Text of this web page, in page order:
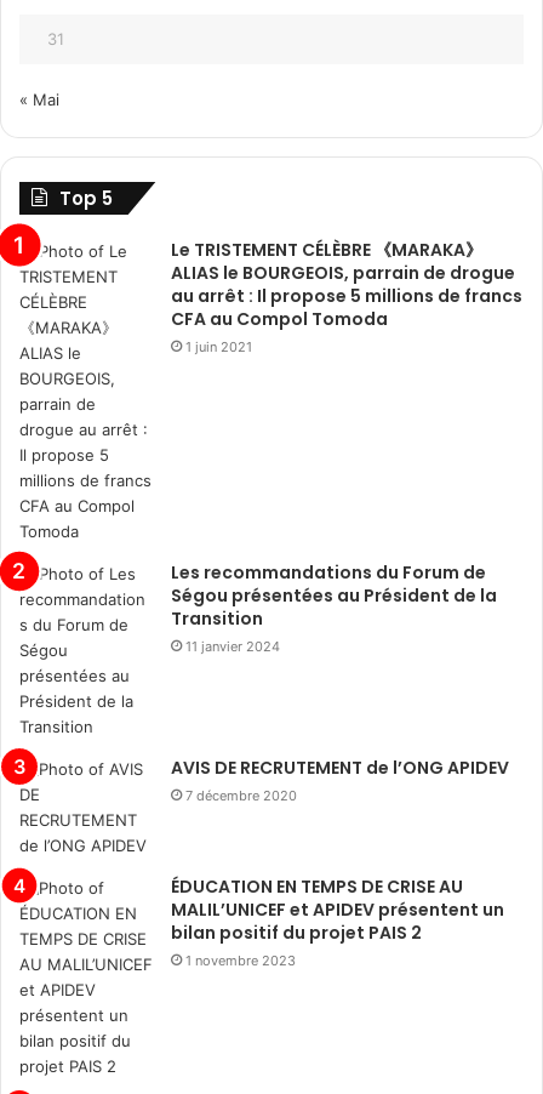
31
« Mai
Top 5
Le TRISTEMENT CÉLÈBRE 《MARAKA》
ALIAS le BOURGEOIS, parrain de drogue
au arrêt : Il propose 5 millions de francs
CFA au Compol Tomoda
1 juin 2021
Les recommandations du Forum de
Ségou présentées au Président de la
Transition
11 janvier 2024
AVIS DE RECRUTEMENT de l’ONG APIDEV
7 décembre 2020
ÉDUCATION EN TEMPS DE CRISE AU
MALIL’UNICEF et APIDEV présentent un
bilan positif du projet PAIS 2
1 novembre 2023